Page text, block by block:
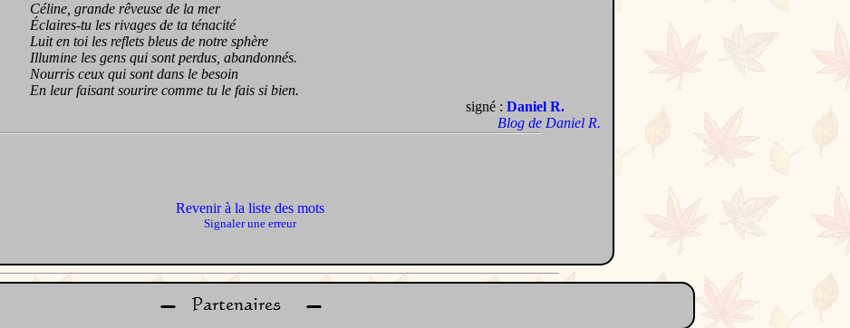
Céline, grande rêveuse de la mer
Éclaires-tu les rivages de ta ténacité
Luit en toi les reflets bleus de notre sphère
Illumine les gens qui sont perdus, abandonnés.
Nourris ceux qui sont dans le besoin
En leur faisant sourire comme tu le fais si bien.
signé : Daniel R.
Blog de Daniel R.
Revenir à la liste des mots
Signaler une erreur